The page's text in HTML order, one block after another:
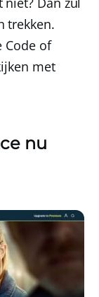
trekken.
Code of
met
nu